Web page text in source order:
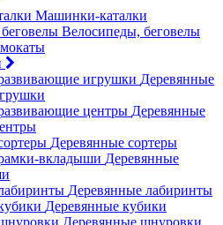
Машинки-каталки
Велосипеды, беговелы
Деревянные
Деревянные
Деревянные сортеры
Деревянные
Деревянные лабиринты
Деревянные кубики
Деревянные шнуровки